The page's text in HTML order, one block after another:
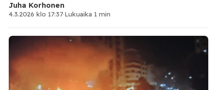
Juha Korhonen
4.3.2026 klo 17:37·Lukuaika 1 min